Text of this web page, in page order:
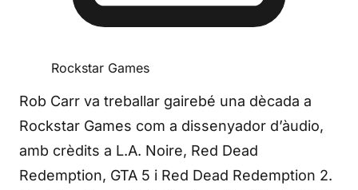
Rockstar Games
Rob Carr va treballar gairebé una dècada a
Rockstar Games com a dissenyador d’àudio,
amb crèdits a L.A. Noire, Red Dead
Redemption, GTA 5 i Red Dead Redemption 2.